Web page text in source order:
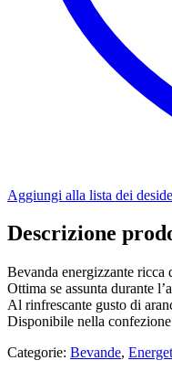
Aggiungi alla lista dei
Descrizione
Bevanda energizzante ricca
Ottima se assunta durante
Al rinfrescante gusto di
Disponibile nella
Categorie: Bevande,